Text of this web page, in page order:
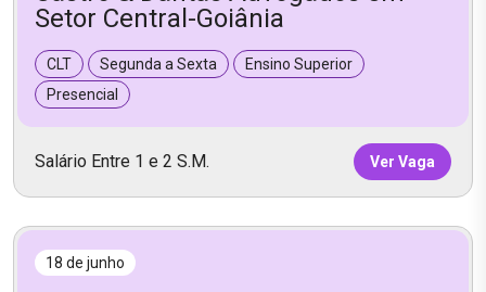
Setor Central-Goiânia
CLT Segunda a Sexta
Ensino Superior
Presencial
Salário Entre 1 e 2 S.M. Ver Vaga
18 de junho